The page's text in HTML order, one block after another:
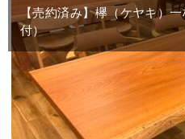
【売約済み】欅（ケヤキ）
付）